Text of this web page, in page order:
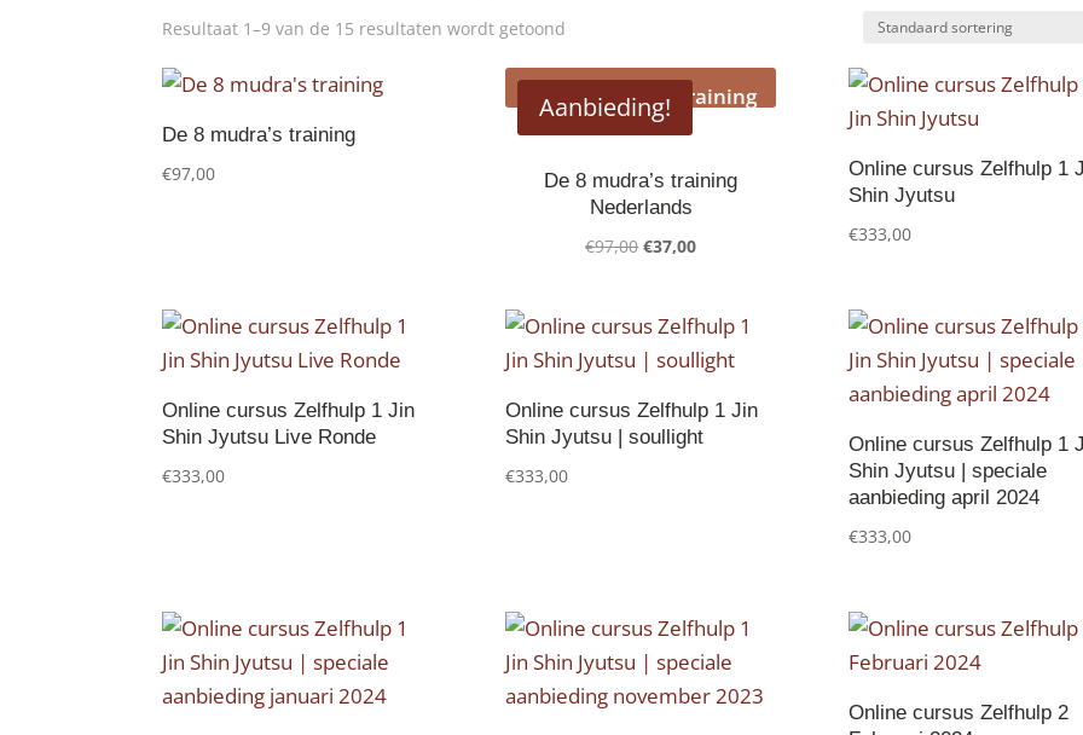
Resultaat 1–9 van de 15 resultaten wordt getoond
De 8 mudra’s training
€97,00
Aanbieding!
De 8 mudra’s training
Nederlands
€97,00 Oorspronkelijke
€97,00.
€37,00Huidige
€37,00.
Online cursus Zelfhulp 1
Shin Jyutsu
€333,00
Online cursus Zelfhulp 1 Jin
Shin Jyutsu Live Ronde
€333,00
Online cursus Zelfhulp 1 Jin
Shin Jyutsu | soullight
€333,00
Online cursus Zelfhulp 1
Shin Jyutsu | speciale
aanbieding april 2024
€333,00
Online cursus Zelfhulp 2